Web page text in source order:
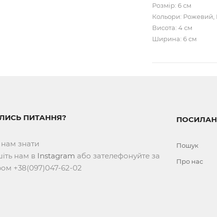
Розмір: 6 см
Кольори: Рожевий,
Висота: 4 см
Ширина: 6 см
ПИТАННЯ?
знати
нам в Instagram або зателефонуйте за
+38(097)047-62-02
Пошук
Про нас